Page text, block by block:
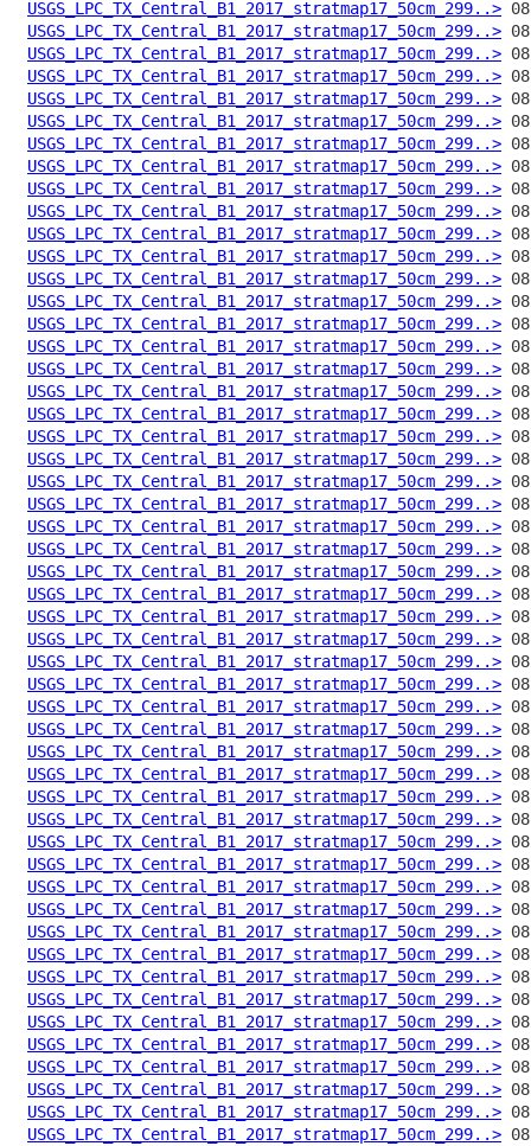
USGS_LPC_TX_Central_B1_2017_stratmap17_50cm_299..>
USGS_LPC_TX_Central_B1_2017_stratmap17_50cm_299..>
USGS_LPC_TX_Central_B1_2017_stratmap17_50cm_299..>
USGS_LPC_TX_Central_B1_2017_stratmap17_50cm_299..>
USGS_LPC_TX_Central_B1_2017_stratmap17_50cm_299..>
USGS_LPC_TX_Central_B1_2017_stratmap17_50cm_299..>
USGS_LPC_TX_Central_B1_2017_stratmap17_50cm_299..>
USGS_LPC_TX_Central_B1_2017_stratmap17_50cm_299..>
USGS_LPC_TX_Central_B1_2017_stratmap17_50cm_299..>
USGS_LPC_TX_Central_B1_2017_stratmap17_50cm_299..>
USGS_LPC_TX_Central_B1_2017_stratmap17_50cm_299..>
USGS_LPC_TX_Central_B1_2017_stratmap17_50cm_299..>
USGS_LPC_TX_Central_B1_2017_stratmap17_50cm_299..>
USGS_LPC_TX_Central_B1_2017_stratmap17_50cm_299..>
USGS_LPC_TX_Central_B1_2017_stratmap17_50cm_299..>
USGS_LPC_TX_Central_B1_2017_stratmap17_50cm_299..>
USGS_LPC_TX_Central_B1_2017_stratmap17_50cm_299..>
USGS_LPC_TX_Central_B1_2017_stratmap17_50cm_299..>
USGS_LPC_TX_Central_B1_2017_stratmap17_50cm_299..>
USGS_LPC_TX_Central_B1_2017_stratmap17_50cm_299..>
USGS_LPC_TX_Central_B1_2017_stratmap17_50cm_299..>
USGS_LPC_TX_Central_B1_2017_stratmap17_50cm_299..>
USGS_LPC_TX_Central_B1_2017_stratmap17_50cm_299..>
USGS_LPC_TX_Central_B1_2017_stratmap17_50cm_299..>
USGS_LPC_TX_Central_B1_2017_stratmap17_50cm_299..>
USGS_LPC_TX_Central_B1_2017_stratmap17_50cm_299..>
USGS_LPC_TX_Central_B1_2017_stratmap17_50cm_299..>
USGS_LPC_TX_Central_B1_2017_stratmap17_50cm_299..>
USGS_LPC_TX_Central_B1_2017_stratmap17_50cm_299..>
USGS_LPC_TX_Central_B1_2017_stratmap17_50cm_299..>
USGS_LPC_TX_Central_B1_2017_stratmap17_50cm_299..>
USGS_LPC_TX_Central_B1_2017_stratmap17_50cm_299..>
USGS_LPC_TX_Central_B1_2017_stratmap17_50cm_299..>
USGS_LPC_TX_Central_B1_2017_stratmap17_50cm_299..>
USGS_LPC_TX_Central_B1_2017_stratmap17_50cm_299..>
USGS_LPC_TX_Central_B1_2017_stratmap17_50cm_299..>
USGS_LPC_TX_Central_B1_2017_stratmap17_50cm_299..>
USGS_LPC_TX_Central_B1_2017_stratmap17_50cm_299..>
USGS_LPC_TX_Central_B1_2017_stratmap17_50cm_299..>
USGS_LPC_TX_Central_B1_2017_stratmap17_50cm_299..>
USGS_LPC_TX_Central_B1_2017_stratmap17_50cm_299..>
USGS_LPC_TX_Central_B1_2017_stratmap17_50cm_299..>
USGS_LPC_TX_Central_B1_2017_stratmap17_50cm_299..>
USGS_LPC_TX_Central_B1_2017_stratmap17_50cm_299..>
USGS_LPC_TX_Central_B1_2017_stratmap17_50cm_299..>
USGS_LPC_TX_Central_B1_2017_stratmap17_50cm_299..>
USGS_LPC_TX_Central_B1_2017_stratmap17_50cm_299..>
USGS_LPC_TX_Central_B1_2017_stratmap17_50cm_299..>
USGS_LPC_TX_Central_B1_2017_stratmap17_50cm_299..>
USGS_LPC_TX_Central_B1_2017_stratmap17_50cm_299..>
USGS_LPC_TX_Central_B1_2017_stratmap17_50cm_299..>